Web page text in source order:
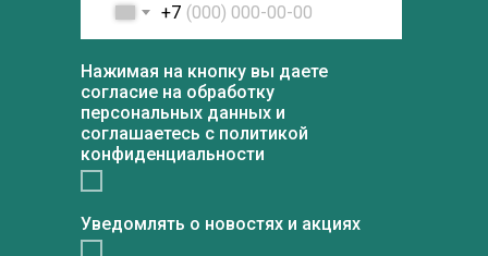
+7
Нажимая на кнопку вы даете
согласие на обработку
персональных данных и
соглашаетесь c политикой
конфиденциальности
Уведомлять о новостях и акциях